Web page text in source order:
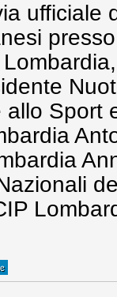
ufficiale
Sport